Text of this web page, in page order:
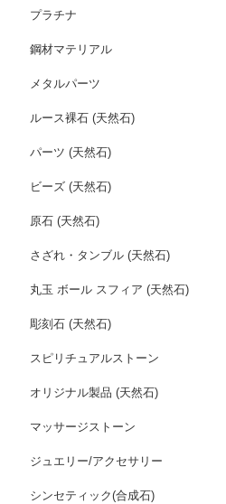
プラチナ
鋼材マテリアル
メタルパーツ
ルース裸石 (天然石)
パーツ (天然石)
ビーズ (天然石)
原石 (天然石)
さざれ・タンブル (天然石)
丸玉 ボール スフィア (天然石)
彫刻石 (天然石)
スピリチュアルストーン
オリジナル製品 (天然石)
マッサージストーン
ジュエリー/アクセサリー
シンセティック(合成石)